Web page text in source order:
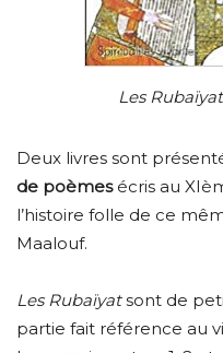
Les Rubaïyat
Deux livres sont
de poèmesécris au
l’histoire folle de ce
Maalouf.
Les Rubaïyatsont de
partie fait référence au